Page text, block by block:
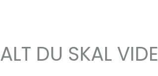
ALT DU SKAL VIDE